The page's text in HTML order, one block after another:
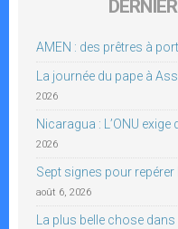
AMEN : des prêtres à
La journée du pape à
2026
Nicaragua : L’ONU
2026
Sept signes pour
août 6, 2026
La plus belle chose dans